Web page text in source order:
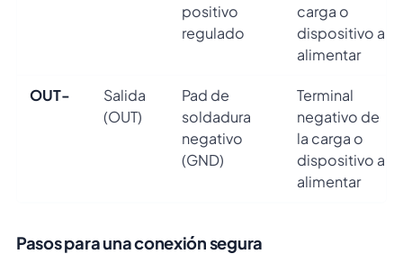
positivo
regulado
carga o
dispositivo a
alimentar
OUT-
Salida
(OUT)
Pad de
soldadura
negativo
(GND)
Terminal
negativo de
la carga o
dispositivo a
alimentar
Pasos para una conexión segura